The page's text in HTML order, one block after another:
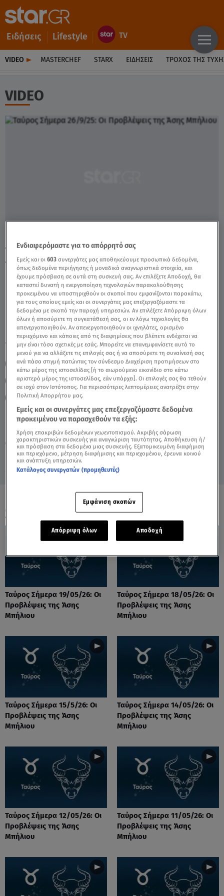
Ειδήσεις Lifestyle
VIDEO MASTERCHEF STARX ΕΙΔΉΣΕΙΣ ΤΡΟΧΌΣ ΤΗΣ
VIDEO
Παρασκευή 7 Αυγούστου 2026
26.09.25, 11:55 ΖΩΔΙΑ
Ταύρος Σήμερα 26/9/25: Οι Προβλέψεις
της Άσης Μπήλιου - Video
TAGS: ΤΑΥΡΟΣ ΖΩΔΙΑ ΖΩΔΙΑ ΑΣΗ ΜΠΗΛΙΟΥ
ΑΣΗ ΜΠΗΛΙΟΥ
ΑΣΤΡΟΛΟΓΙΚΕΣ ΠΡΟΒΛΕΨΕΙΣ
ΖΩΔΙΑ ΣΗΜΕΡΑ
ΗΜΕΡΗΣΙΕΣ ΠΡΟΒΛΕΨΕΙΣ
BREAKFAST@STAR
ΟΛΑ ΤΑ ΒΙΝΤΕΟ
Ταύρος Σήμερα 19/05/26: Οι
Προβλέψεις της Άσης
Μπήλιου
Ταύρος Σήμερα 18/05/26: Οι
Προβλέψεις της Άσης
Μπήλιου
Ταύρος Σήμερα 15/5/26: Οι
Προβλέψεις της Άσης
Μπήλιου
Ταύρος Σήμερα 14/05/26: Οι
Προβλέψεις της Άσης
Μπήλιου
Ταύρος Σήμερα 12/05/26: Οι
Προβλέψεις της Άσης
Μπήλιου
Ταύρος Σήμερα 11/05/26: Οι
Προβλέψεις της Άσης
Μπήλιου
Ενδιαφερόμαστε για το απόρρητό σας
Εμείς και οι603 συνεργάτες μας αποθηκεύουμε προσωπικά δεδομένα,
όπως δεδομένα περιήγησης ή μοναδικά αναγνωριστικά στοιχεία, και
έχουμε πρόσβαση σε αυτά στη συσκευή σας. Αν επιλέξετε Αποδοχή, θα
καταστεί δυνατή η ενεργοποίηση τεχνολογιών παρακολούθησης
προκειμένου να υποστηριχθούν οι σκοποί που εμφανίζονται παρακάτω,
για τους οποίους εμείς και οι συνεργάτες μας επεξεργαζόμαστε τα
δεδομένα με σκοπό την παροχή υπηρεσιών. Αν επιλέξετε Απόρριψη όλων
όλων ή αποσύρετε τη συγκατάθεσή σας, οι εν λόγω τεχνολογίες θα
απενεργοποιηθούν. Αν απενεργοποιηθούν οι ιχνηλάτες, ορισμένο
περιεχόμενο και κάποιες από τις διαφημίσεις που βλέπετε ενδέχεται να
μην είναι τόσο σχετικές με εσάς. Μπορείτε να επανεμφανίσετε αυτό το
μενού για να αλλάξετε τις επιλογές σας ή να αποσύρετε τη συναίνεσή σας
ανά πάσα στιγμή πατώντας τον σύνδεσμο Διαχείριση προτιμήσεων στο
κάτω μέρος της ιστοσελίδας [ή το αιωρούμενο εικονίδιο στο κάτω
αριστερό μέρος της ιστοσελίδας, εάν υπάρχει]. Οι επιλογές σας θα τεθούν
σε ισχύ στον Ιστότοπος. Για περισσότερες λεπτομέρειες ανατρέξτε στην
Πολιτική Απορρήτου μας.
Εμείς και οι συνεργάτες μας επεξεργαζόμαστε δεδομένα
προκειμένου να παρασχεθούν τα εξής:
Χρήση επακριβών δεδομένων γεωεντοπισμού. Ακριβής σάρωση
χαρακτηριστικών συσκευής για αναγνώριση ταυτότητας. Αποθήκευση ή/
και πρόσβαση στα δεδομένα μιας συσκευής. Εξατομικευμένη διαφήμιση
και περιεχόμενο, μέτρηση διαφήμισης και περιεχομένου, έρευνα κοινού
και ανάπτυξη υπηρεσιών.
Κατάλογος συνεργατών (προμηθευτές)
Εμφάνιση σκοπών
Απόρριψη όλων Αποδοχή